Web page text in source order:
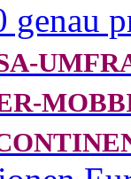
genau